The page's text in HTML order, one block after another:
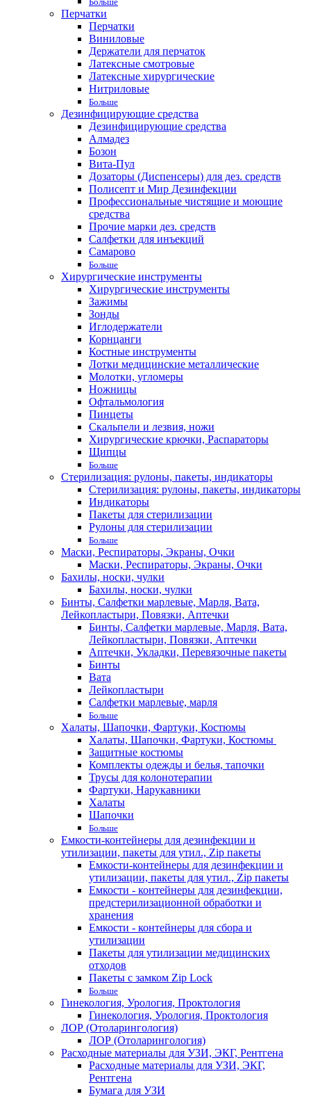
Перчатки
Перчатки
Виниловые
Держатели для перчаток
Латексные смотровые
Латексные хирургические
Нитриловые
Больше
Дезинфицирующие средства
Дезинфицирующие средства
Алмадез
Бозон
Вита-Пул
Дозаторы (Диспенсеры) для дез. средств
Полисепт и Мир Дезинфекции
Профессиональные чистящие и моющие
средства
Прочие марки дез. средств
Салфетки для инъекций
Самарово
Больше
Хирургические инструменты
Хирургические инструменты
Зажимы
Зонды
Иглодержатели
Корнцанги
Костные инструменты
Лотки медицинские металлические
Молотки, угломеры
Ножницы
Офтальмология
Пинцеты
Скальпели и лезвия, ножи
Хирургические крючки, Распараторы
Щипцы
Больше
Стерилизация: рулоны, пакеты, индикаторы
Стерилизация: рулоны, пакеты, индикаторы
Индикаторы
Пакеты для стерилизации
Рулоны для стерилизации
Больше
Маски, Респираторы, Экраны, Очки
Маски, Респираторы, Экраны, Очки
Бахилы, носки, чулки
Бахилы, носки, чулки
Бинты, Салфетки марлевые, Марля, Вата,
Лейкопластыри, Повязки, Аптечки
Бинты, Салфетки марлевые, Марля, Вата,
Лейкопластыри, Повязки, Аптечки
Аптечки, Укладки, Перевязочные пакеты
Бинты
Вата
Лейкопластыри
Салфетки марлевые, марля
Больше
Халаты, Шапочки, Фартуки, Костюмы
Халаты, Шапочки, Фартуки, Костюмы
Защитные костюмы
Комплекты одежды и белья, тапочки
Трусы для колонотерапии
Фартуки, Нарукавники
Халаты
Шапочки
Больше
Емкости-контейнеры для дезинфекции и
утилизации, пакеты для утил., Zip пакеты
Емкости-контейнеры для дезинфекции и
утилизации, пакеты для утил., Zip пакеты
Емкости - контейнеры для дезинфекции,
предстерилизационной обработки и
хранения
Емкости - контейнеры для сбора и
утилизации
Пакеты для утилизации медицинских
отходов
Пакеты с замком Zip Lock
Больше
Гинекология, Урология, Проктология
Гинекология, Урология, Проктология
ЛОР (Отоларингология)
ЛОР (Отоларингология)
Расходные материалы для УЗИ, ЭКГ, Рентгена
Расходные материалы для УЗИ, ЭКГ,
Рентгена
Бумага для УЗИ